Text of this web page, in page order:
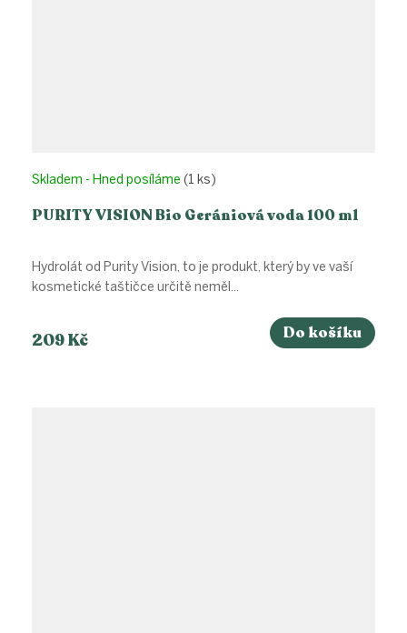
PURITY VISION Bio Gerániová voda 100 ml
Skladem - Hned posíláme (1 ks)
209 Kč Do košíku
Hydrolát od Purity Vision, to je produkt, který by ve vaší
kosmetické taštičce určitě neměl...